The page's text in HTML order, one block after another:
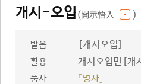
개시-오입 (開示悟入 )
발음 [개시오입]
활용 개시오입만[개
품사
「명사」